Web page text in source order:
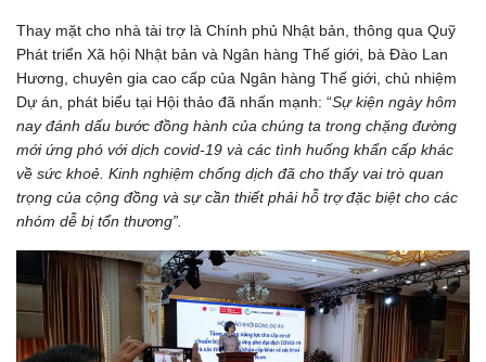
Thay mặt cho nhà tài trợ là Chính phủ Nhật bản, thông qua Quỹ
Phát triển Xã hội Nhật bản và Ngân hàng Thế giới, bà Đào Lan
Hương, chuyên gia cao cấp của Ngân hàng Thế giới, chủ nhiệm
Dự án, phát biểu tại Hội thảo đã nhấn mạnh: “Sự kiện ngày hôm
nay đánh dấu bước đồng hành của chúng ta trong chặng đường
mới ứng phó với dịch covid-19 và các tình huống khẩn cấp khác
về sức khoẻ. Kinh nghiệm chống dịch đã cho thấy vai trò quan
trọng của cộng đồng và sự cần thiết phải hỗ trợ đặc biệt cho các
nhóm dễ bị tổn thương”.